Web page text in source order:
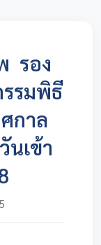
รอง
รมพิธี
กาล
เข้า